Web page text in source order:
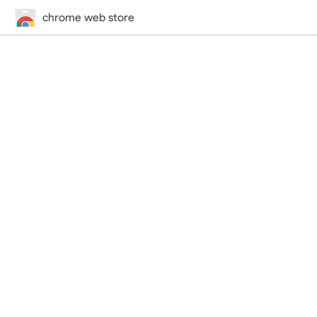
chrome web store